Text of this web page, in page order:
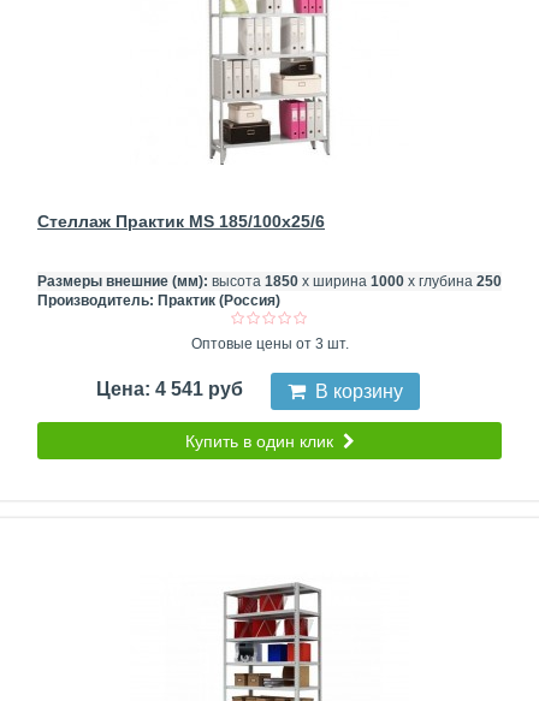
Стеллаж Практик MS 185/100x25/6
Размеры внешние (мм): высота 1850 х ширина 1000 х глубина 250
Производитель: Практик (Россия)
Оптовые цены от 3 шт.
Цена: 4 541 руб В корзину
Купить в один клик